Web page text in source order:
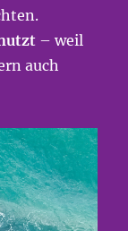
– weil
auch